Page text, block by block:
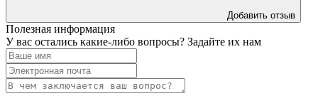
Добавить отзыв
Полезная информация
У вас остались какие-либо вопросы? Задайте их нам